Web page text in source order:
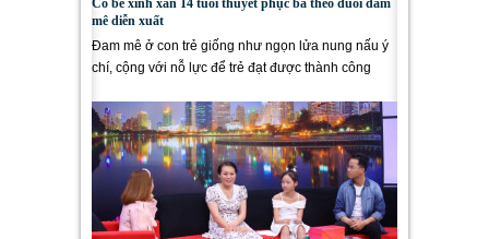
Cô bé xinh xắn 14 tuổi thuyết phục ba theo đuổi đam
mê diễn xuất
Đam mê ở con trẻ giống như ngọn lửa nung nấu ý
chí, cộng với nỗ lực để trẻ đạt được thành công